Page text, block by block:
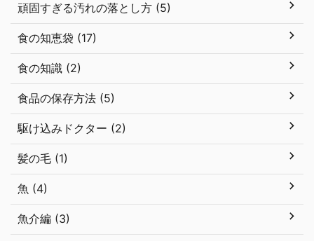
頑固すぎる汚れの落とし方 (5)
食の知恵袋 (17)
食の知識 (2)
食品の保存方法 (5)
駆け込みドクター (2)
髪の毛 (1)
魚 (4)
魚介編 (3)